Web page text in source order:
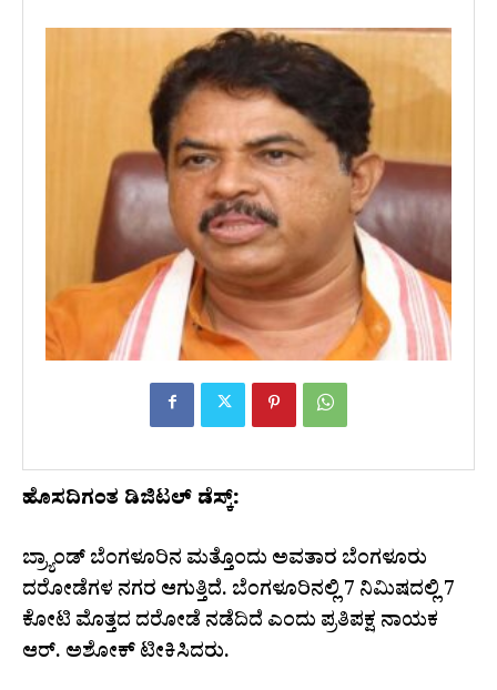
ಹೊಸದಿಗಂತ ಡಿಜಿಟಲ್ ಡೆಸ್ಕ್:
ಬ್ರ್ಯಾಂಡ್ ಬೆಂಗಳೂರಿನ ಮತ್ತೊಂದು ಅವತಾರ ಬೆಂಗಳೂರು
ದರೋಡೆಗಳ ನಗರ ಆಗುತ್ತಿದೆ. ಬೆಂಗಳೂರಿನಲ್ಲಿ 7 ನಿಮಿಷದಲ್ಲಿ 7
ಕೋಟಿ ಮೊತ್ತದ ದರೋಡೆ ನಡೆದಿದೆ ಎಂದು ಪ್ರತಿಪಕ್ಷ ನಾಯಕ
ಆರ್. ಅಶೋಕ್‌‌ ಟೀಕಿಸಿದರು.